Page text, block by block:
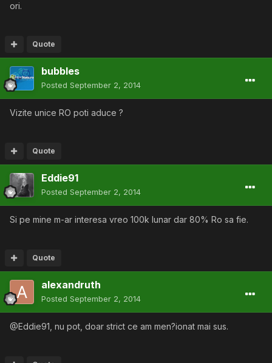
ori.
Quote
bubbles
Posted September 2, 2014
Vizite unice RO poti aduce ?
Quote
Eddie91
Posted September 2, 2014
Si pe mine m-ar interesa vreo 100k lunar dar 80% Ro sa fie.
Quote
alexandruth
Posted September 2, 2014
@Eddie91, nu pot, doar strict ce am men?ionat mai sus.